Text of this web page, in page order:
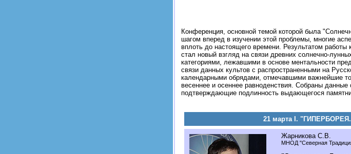
Конференция, основной темой которой была
шагом вперед в изучении этой проблемы, многие
вплоть до настоящего времени. Результатом работы
стал новый взгляд на связи древних солнечно-
категориями, лежавшими в основе ментальности
связи данных культов с распространенными на
календарными обрядами, отмечавшими важнейшие
весеннее и осеннее равноденствия. Собраны данные
подтверждающие подлинность выдающегося
21 марта I.
Жарникова С.В.
МНОД "Северная